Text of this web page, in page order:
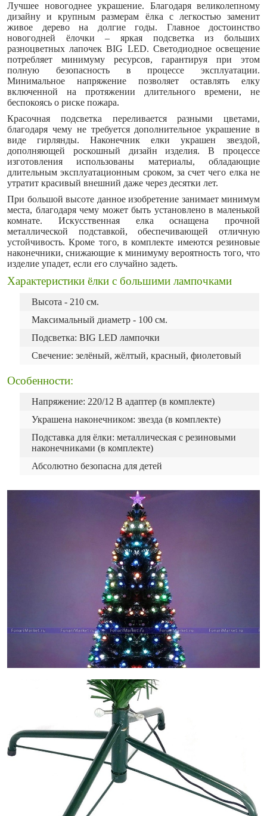
Лучшее новогоднее украшение. Благодаря великолепному
дизайну и крупным размерам ёлка с легкостью заменит
живое дерево на долгие годы. Главное достоинство
новогодней ёлочки – яркая подсветка из больших
разноцветных лапочек BIG LED. Светодиодное освещение
потребляет минимуму ресурсов, гарантируя при этом
полную безопасность в процессе эксплуатации.
Минимальное напряжение позволяет оставлять елку
включенной на протяжении длительного времени, не
беспокоясь о риске пожара.
Красочная подсветка переливается разными цветами,
благодаря чему не требуется дополнительное украшение в
виде гирлянды. Наконечник елки украшен звездой,
дополняющей роскошный дизайн изделия. В процессе
изготовления использованы материалы, обладающие
длительным эксплуатационным сроком, за счет чего елка не
утратит красивый внешний даже через десятки лет.
При большой высоте данное изобретение занимает минимум
места, благодаря чему может быть установлено в маленькой
комнате. Искусственная елка оснащена прочной
металлической подставкой, обеспечивающей отличную
устойчивость. Кроме того, в комплекте имеются резиновые
наконечники, снижающие к минимуму вероятность того, что
изделие упадет, если его случайно задеть.
Характеристики ёлки с большими лампочками
Высота - 210 см.
Максимальный диаметр - 100 см.
Подсветка: BIG LED лампочки
Свечение: зелёный, жёлтый, красный, фиолетовый
Особенности:
Напряжение: 220/12 В адаптер (в комплекте)
Украшена наконечником: звезда (в комплекте)
Подставка для ёлки: металлическая с резиновыми
наконечниками (в комплекте)
Абсолютно безопасна для детей